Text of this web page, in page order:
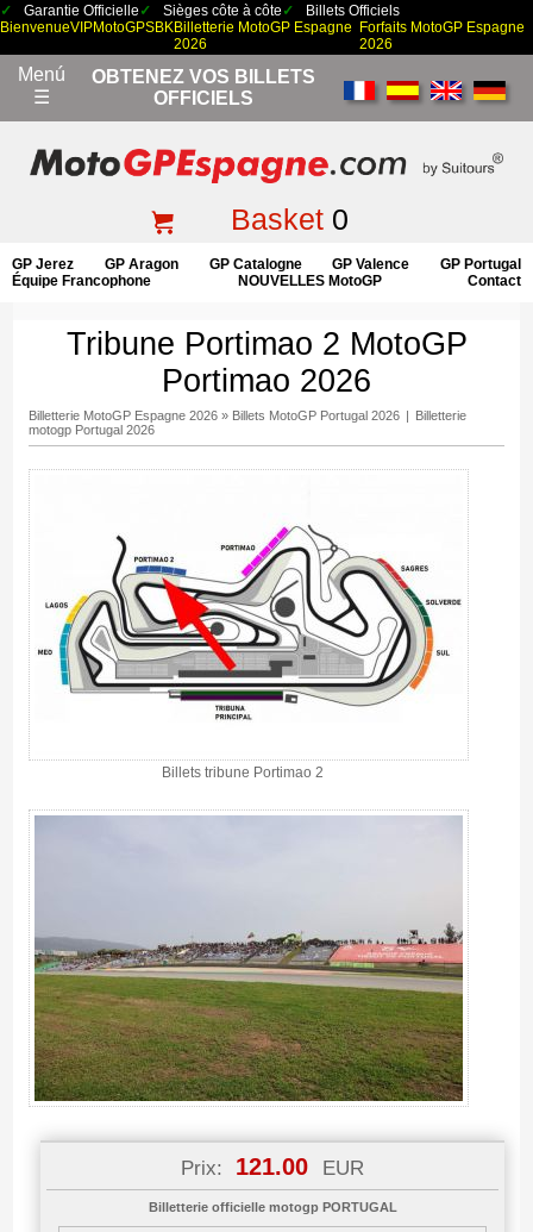
Garantie Officielle Sièges côte à côte
Billets Officiels
BienvenueVIPMotoGPSBKBilletterie MotoGP Espagne
2026
Forfaits MotoGP Espagne
2026
Menú
☰
OBTENEZ VOS BILLETS
OFFICIELS
Basket0
GP Jerez GP Aragon GP Catalogne GP Valence
GP Portugal
Équipe Francophone
NOUVELLES MotoGP Contact
Tribune Portimao 2 MotoGP
Portimao 2026
Billetterie MotoGP Espagne 2026» Billets MotoGP Portugal 2026 | Billetterie
motogp Portugal 2026
Billets tribune Portimao 2
Prix: 121.00 EUR
Billetterie officielle motogp PORTUGAL